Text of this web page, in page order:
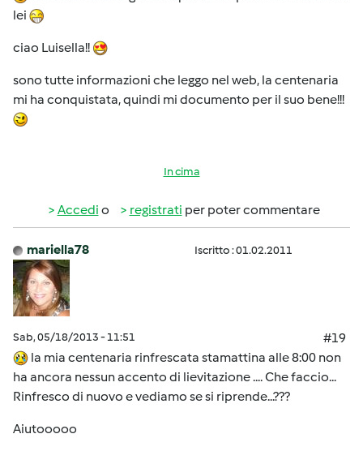
lei
ciao Luisella!!
sono tutte informazioni che leggo nel web, la centenaria
mi ha conquistata, quindi mi documento per il suo bene!!!
In cima
Accedi o registrati per poter commentare
mariella78 Iscritto : 01.02.2011
Sab, 05/18/2013 - 11:51
#19
la mia centenaria rinfrescata stamattina alle 8:00 non
ha ancora nessun accento di lievitazione .... Che faccio...
Rinfresco di nuovo e vediamo se si riprende...???
Aiutooooo